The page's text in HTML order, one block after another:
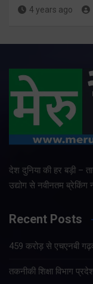
4 years ago
देश दुनिया की हर बड़ी –
उद्योग से नवीनतम
Recent Posts
459 करोड़ से एचएनबी
तकनीकी शिक्षा विभाग